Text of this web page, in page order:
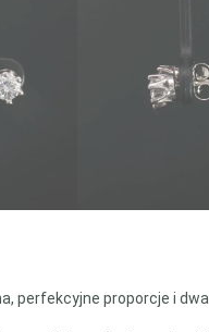
perfekcyjne proporcje i